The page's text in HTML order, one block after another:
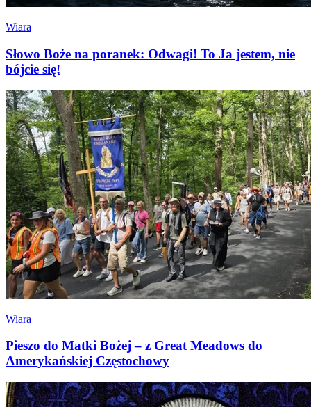
Wiara
Słowo Boże na poranek: Odwagi! To Ja jestem, nie
bójcie się!
Wiara
Pieszo do Matki Bożej – z Great Meadows do
Amerykańskiej Częstochowy